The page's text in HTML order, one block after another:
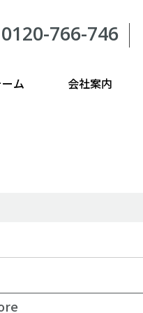
0120-766-746
ム 会社案内